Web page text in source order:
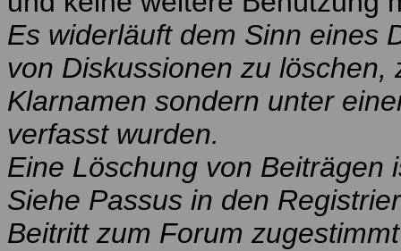
Es widerläuft dem Sinn eines
von Diskussionen zu
Klarnamen sondern unter
verfasst wurden.
Eine Löschung von Beiträgen
Siehe Passus in den
Beitritt zum Forum